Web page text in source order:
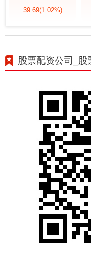
39.69(1.02%)
股票配资公司_股